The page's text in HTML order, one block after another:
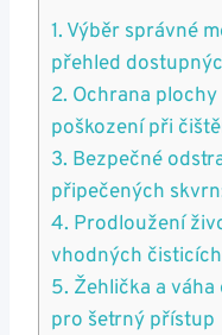
1.​ Výběr správné
přehled
2. Ochrana
poškození při​
3. Bezpečné
připečených
4. Prodloužení
vhodných
5. Žehlička a
pro šetrný přístup